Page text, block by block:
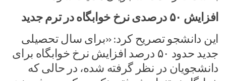
افزایش ۵۰ درصدی نرخ خوابگاه در ترم جدید
این دانشجو تصریح کرد: «برای سال تحصیلی
جدید حدود ۵۰ درصد افزایش نرخ خوابگاه برای
دانشجویان در نظر گرفته شده، در حالی که